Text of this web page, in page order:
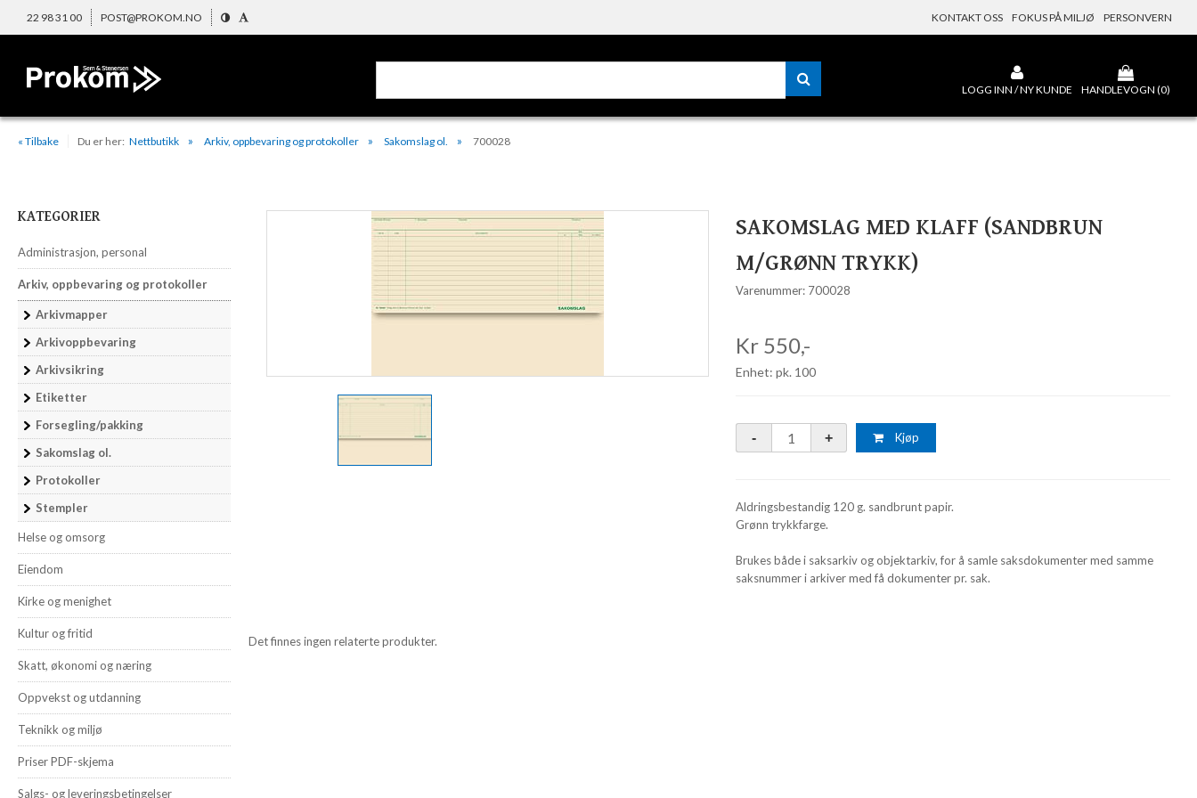
22 98 31 00 POST@PROKOM.NO KONTAKT OSS FOKUS PÅ MILJØ PERSONVERN
LOGG INN / NY KUNDE HANDLEVOGN (0)
« Tilbake Du er her: Nettbutikk Arkiv, oppbevaring og protokoller Sakomslag ol. 700028
KATEGORIER
Administrasjon, personal
Arkiv, oppbevaring og protokoller
Arkivmapper
Arkivoppbevaring
Arkivsikring
Etiketter
Forsegling/pakking
Sakomslag ol.
Protokoller
Stempler
Helse og omsorg
Eiendom
Kirke og menighet
Kultur og fritid
Skatt, økonomi og næring
Oppvekst og utdanning
Teknikk og miljø
Priser PDF-skjema
Salgs- og leveringsbetingelser
SAKOMSLAG MED KLAFF (SANDBRUN
M/GRØNN TRYKK)
Varenummer: 700028
Kr 550,-
Enhet: pk. 100
Kjøp
Aldringsbestandig 120 g. sandbrunt papir.
Grønn trykkfarge.
Brukes både i saksarkiv og objektarkiv, for å samle saksdokumenter med samme
saksnummer i arkiver med få dokumenter pr. sak.
Det finnes ingen relaterte produkter.